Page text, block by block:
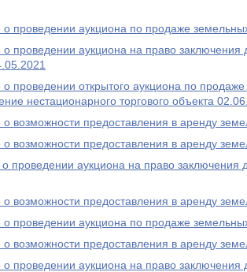
проведении аукциона по продаже
проведении аукциона на право заключения
проведении открытого аукциона по
нестационарного торгового объекта
возможности предоставления в аренду
возможности предоставления в аренду
проведении аукциона на право заключения
возможности предоставления в аренду
проведении аукциона по продаже
возможности предоставления в аренду
проведении аукциона на право заключения